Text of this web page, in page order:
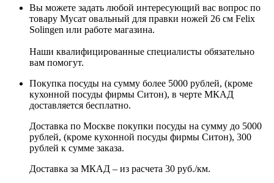
Вы можете задать любой интересующий вас вопрос по
товару Мусат овальный для правки ножей 26 см Felix
Solingen или работе магазина.
Наши квалифицированные специалисты обязательно
вам помогут.
Покупка посуды на сумму более 5000 рублей, (кроме
кухонной посуды фирмы Ситон), в черте МКАД
доставляется бесплатно.
Доставка по Москве покупки посуды на сумму до 5000
рублей, (кроме кухонной посуды фирмы Ситон), 300
рублей к сумме заказа.
Доставка за МКАД – из расчета 30 руб./км.